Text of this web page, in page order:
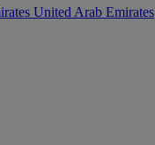
United Arab Emirates